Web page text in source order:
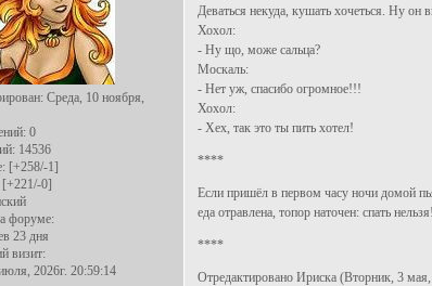
: Среда, 10 ноября,
0
14536
[+258/-1]
[+221/-0]
форуме:
23 дня
визит:
2026г. 20:59:14
Деваться некуда, кушать хочеться. Ну он
Хохол:
- Ну що, може сальца?
Москаль:
- Нет уж, спасибо огромное!!!
Хохол:
- Хех, так это ты пить хотел!
****
Если пришёл в первом часу ночи домой
еда отравлена, топор наточен: спать нельзя!
****
Отредактировано Ириска (Вторник, 3